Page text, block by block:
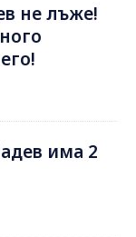
не лъже!
има 2